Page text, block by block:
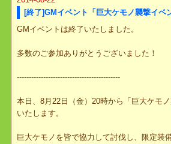
2014-08-22
[終了]GMイベント「巨大ケモノ襲撃イ
GMイベントは終了いたしました。
-------------------------------------------
いたします。